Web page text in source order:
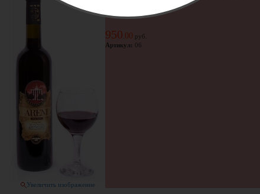
Увеличить изображение
950 00 руб.
Артикул: 06